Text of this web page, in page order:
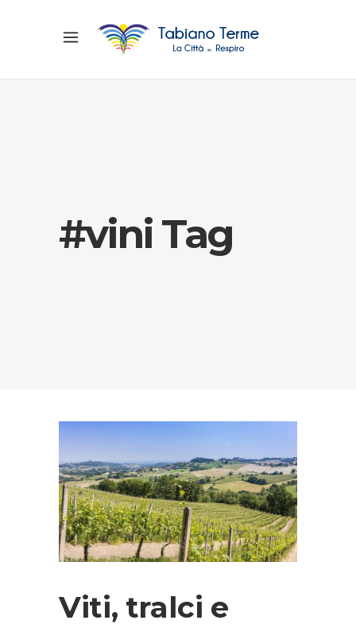
#vini Tag
Viti, tralci e